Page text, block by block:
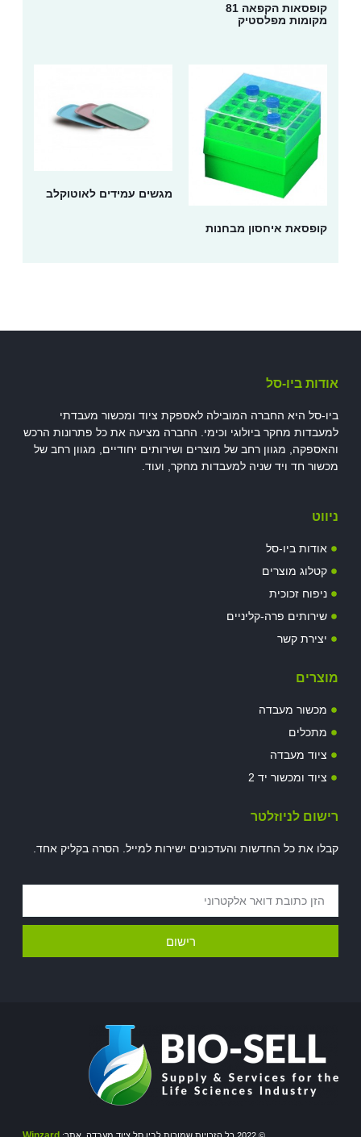
קופסאות הקפאה 81
מקומות מפלסטיק
קופסאת איחסון מבחנות
מגשים עמידים לאוטוקלב
אודות ביו-סל
ביו-סל היא החברה המובילה לאספקת ציוד ומכשור מעבדתי
למעבדות מחקר ביולוגי וכימי. החברה מציעה את כל פתרונות הרכש
והאספקה, מגוון רחב של מוצרים ושירותים יחודיים, מגוון רחב של
מכשור חד ויד שניה למעבדות מחקר, ועוד.
ניווט
אודות ביו-סל
קטלוג מוצרים
ניפוח זכוכית
שירותים פרה-קליניים
יצירת קשר
מוצרים
מכשור מעבדה
מתכלים
ציוד מעבדה
ציוד ומכשור יד 2
רישום לניוזלטר
קבלו את כל החדשות והעדכונים ישירות למייל. הסרה בקליק אחד.
רישום